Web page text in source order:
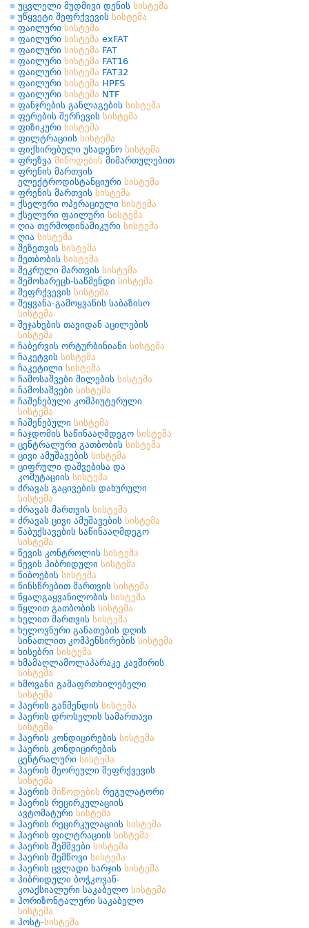
უცვლელი მუდმივი დენის სისტემა
უწყვეტი შეფრქვევის სისტემა
ფაილური სისტემა
ფაილური სისტემა exFAT
ფაილური სისტემა FAT
ფაილური სისტემა FAT16
ფაილური სისტემა FAT32
ფაილური სისტემა HPFS
ფაილური სისტემა NTF
ფანჯრების განლაგების სისტემა
ფერების შერჩევის სისტემა
ფიზიკური სისტემა
ფილტრაციის სისტემა
ფიქსირებული უსადენო სისტემა
ფრეზვა მიწოდების მიმართულებით
ფრენის მართვის
ელექტროდისტანციური სისტემა
ფრენის მართვის სისტემა
ქსელური ოპერაციული სისტემა
ქსელური ფაილური სისტემა
ღია თერმოდინამიკური სისტემა
ღია სისტემა
შეზეთვის სისტემა
შეთბობის სისტემა
შეკრული მართვის სისტემა
შემოსარეცხ-საწმენდი სისტემა
შეფრქვევის სისტემა
შეყვანა-გამოყვანის საბაზისო
სისტემა
შეჯახების თავიდან აცილების
სისტემა
ჩაბერვის ორტურბინიანი სისტემა
ჩაკეტვის სისტემა
ჩაკეტილი სისტემა
ჩამოსაშვები მილების სისტემა
ჩამოსაშვები სისტემა
ჩაშენებული კომპიუტერული
სისტემა
ჩაშენებული სისტემა
ჩაჯდომის საწინააღმდეგო სისტემა
ცენტრალური გათბობის სისტემა
ცივი ამუშავების სისტემა
ციფრული დაშვებისა და
კომუტაციის სისტემა
ძრავას გაცივების დახურული
სისტემა
ძრავას მართვის სისტემა
ძრავას ცივი ამუშავების სისტემა
წაბუქსავების საწინააღმდეგო
სისტემა
წევის კონტროლის სისტემა
წევის ჰიბრიდული სისტემა
წიბოების სისტემა
წინსწრებით მართვის სისტემა
წყალგაყვანილობის სისტემა
წყლით გათბობის სისტემა
ხელით მართვის სისტემა
ხელოვნური განათების დღის
სინათლით კომპენსირების სისტემა
ხისებრი სისტემა
ხმამაღლამოლაპარაკე კავშირის
სისტემა
ხმოვანი გამაფრთხილებელი
სისტემა
ჰაერის გაწმენდის სისტემა
ჰაერის დროსელის სამართავი
სისტემა
ჰაერის კონდიცირების სისტემა
ჰაერის კონდიცირების
ცენტრალური სისტემა
ჰაერის მეორეული შეფრქვევის
სისტემა
ჰაერის მიწოდების რეგულატორი
ჰაერის რეცირკულაციის
ავტომატური სისტემა
ჰაერის რეცირკულაციის სისტემა
ჰაერის ფილტრაციის სისტემა
ჰაერის შემშვები სისტემა
ჰაერის შემწოვი სისტემა
ჰაერის ცვლადი ხარჯის სისტემა
ჰიბრიდული ბოჭკოვან-
კოაქსიალური საკაბელო სისტემა
ჰორიზონტალური საკაბელო
სისტემა
ჰოსტ-სისტემა